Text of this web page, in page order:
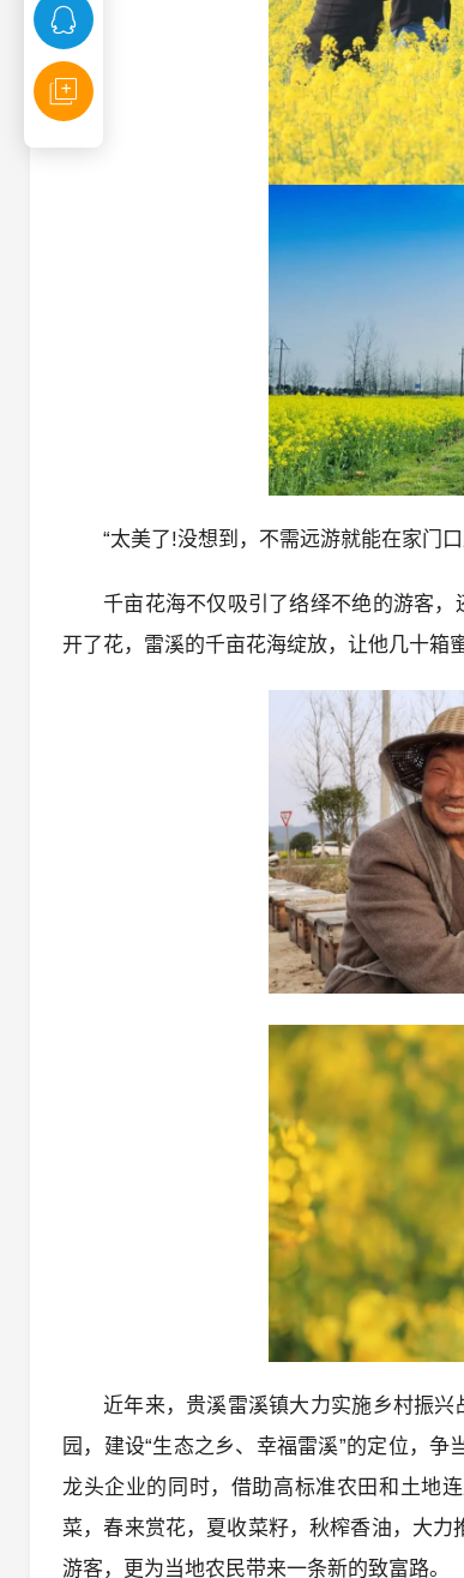
“太美了!没想到，不需远游就能在家门
千亩花海不仅吸引了络绎不绝的游客，
开了花，雷溪的千亩花海绽放，让他几十箱
近年来，贵溪雷溪镇大力实施乡村振
园，建设“生态之乡、幸福雷溪”的定位，
龙头企业的同时，借助高标准农田和土地
菜，春来赏花，夏收菜籽，秋榨香油，大
游客，更为当地农民带来一条新的致富路。